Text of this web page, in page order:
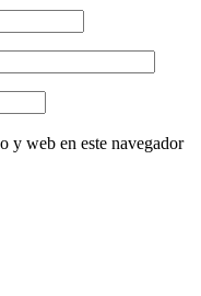
y web en este navegador